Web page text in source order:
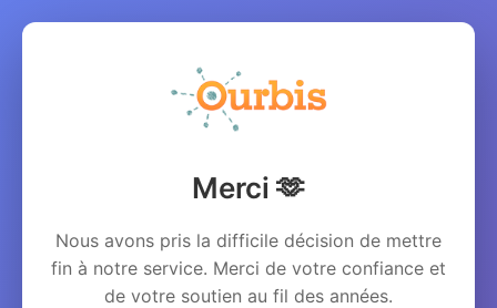
Merci 🫶
Nous avons pris la difficile décision de mettre
fin à notre service. Merci de votre confiance et
de votre soutien au fil des années.